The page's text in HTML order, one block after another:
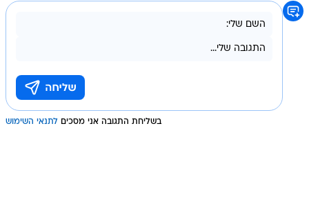
בשליחת התגובה אני מסכים לתנאי השימוש